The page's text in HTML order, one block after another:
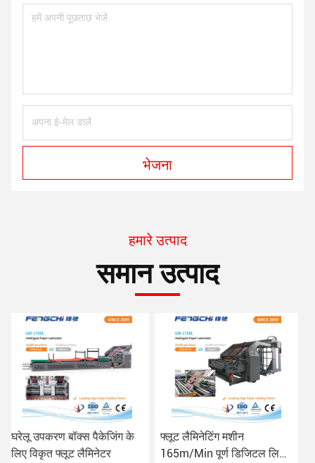
भेजना
हमारे उत्पाद
समान उत्पाद
फ्लूट लैमिनेटिंग मशीन
165m/Min पूर्ण डिजिटल लिथो
दोहरी असर ऑटो रिफ्यूलिंग के
साथ अनुकूलित पोस्ट प्रेस